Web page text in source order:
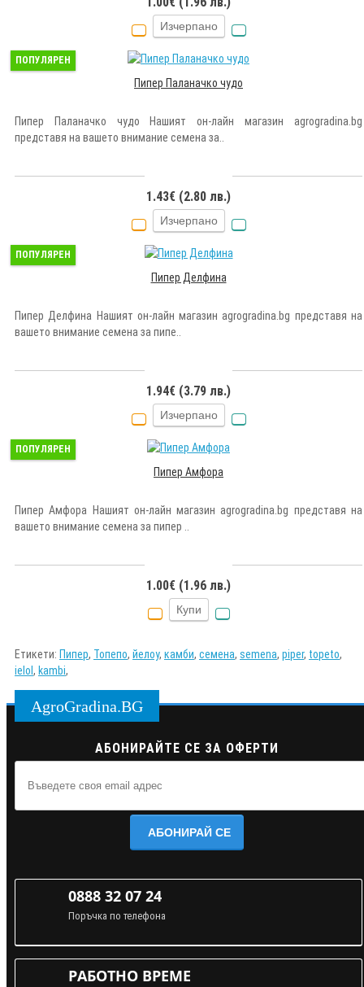
Изчерпано
ПОПУЛЯРЕН
Пипер Паланачко чудо
Пипер Паланачко чудо Нашият он-лайн магазин agrogradina.bg
представя на вашето внимание семена за..
1.43€ (2.80 лв.)
Изчерпано
ПОПУЛЯРЕН
Пипер Делфина
Пипер Делфина Нашият он-лайн магазин agrogradina.bg представя на
вашето внимание семена за пипе..
1.94€ (3.79 лв.)
Изчерпано
ПОПУЛЯРЕН
Пипер Амфора
Пипер Амфора Нашият он-лайн магазин agrogradina.bg представя на
вашето внимание семена за пипер ..
1.00€ (1.96 лв.)
Купи
Етикети: Пипер, Топепо, йелоу, камби, семена, semena, piper, topeto,
ielol , kambi,
AgroGradina.BG
АБОНИРАЙТЕ СЕ ЗА ОФЕРТИ
АБОНИРАЙ СЕ
0888 32 07 24
Поръчка по телефона
РАБОТНО ВРЕМЕ